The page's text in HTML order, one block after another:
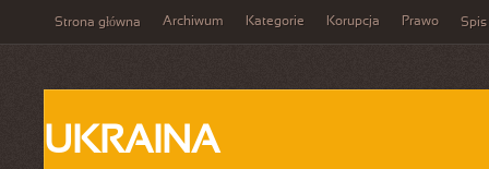
Strona główna Archiwum Kategorie Korupcja Prawo Spis
UKRAINA